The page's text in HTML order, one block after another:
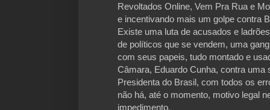
Revoltados Online, Vem Pra Rua e
e incentivando mais um golpe contra
Existe uma luta de acusados e
de políticos que se vendem, uma
com seus papeis, tudo montado e
Câmara, Eduardo Cunha, contra uma
Presidenta do Brasil, com todos os
não há, até o momento, motivo legal
impedimento.